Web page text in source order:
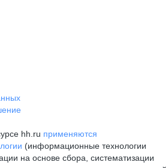
hh.ru применяются
(информационные технологии
на основе сбора, систематизации